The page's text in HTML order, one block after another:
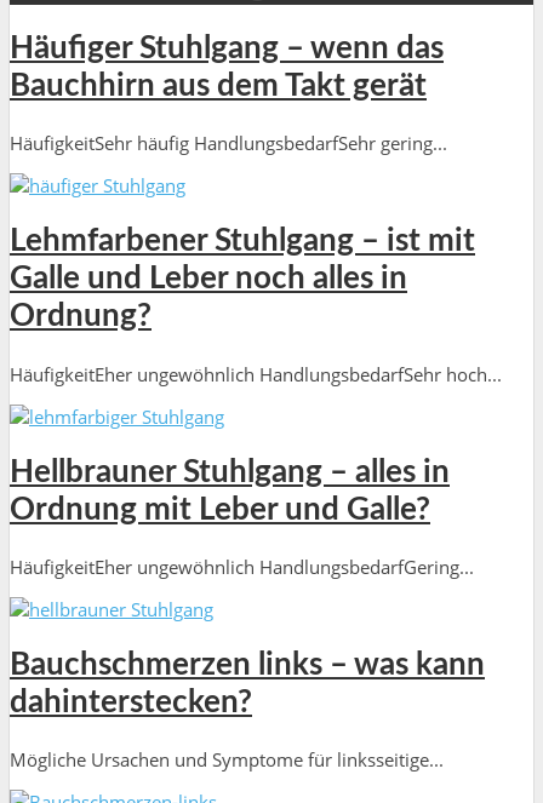
Häufiger Stuhlgang – wenn das
Bauchhirn aus dem Takt gerät
HäufigkeitSehr häufig HandlungsbedarfSehr gering...
Lehmfarbener Stuhlgang – ist mit
Galle und Leber noch alles in
Ordnung?
HäufigkeitEher ungewöhnlich HandlungsbedarfSehr hoch...
Hellbrauner Stuhlgang – alles in
Ordnung mit Leber und Galle?
HäufigkeitEher ungewöhnlich HandlungsbedarfGering...
Bauchschmerzen links – was kann
dahinterstecken?
Mögliche Ursachen und Symptome für linksseitige...